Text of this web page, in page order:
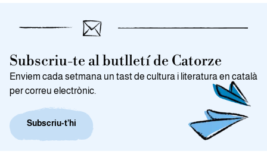
Subscriu-te al butlletí de Catorze
Enviem cada setmana un tast de cultura i literatura en català
per correu electrònic.
Subscriu-t’hi